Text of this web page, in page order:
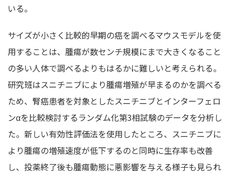
いる。
サイズが小さく比較的早期の癌を調べるマウスモデルを使
用することは、腫瘍が数センチ規模にまで大きくなること
の多い人体で調べるよりもはるかに難しいと考えられる。
研究班はスニチニブにより腫瘍増殖が早まるのかを調べる
ため、腎癌患者を対象としたスニチニブとインターフェロ
ンαを比較検討するランダム化第3相試験のデータを分析し
た。新しい有効性評価法を使用したところ、スニチニブに
より腫瘍の増殖速度が低下するのと同時に生存率も改善
し、投薬終了後も腫瘍動態に悪影響を与える様子も見られ